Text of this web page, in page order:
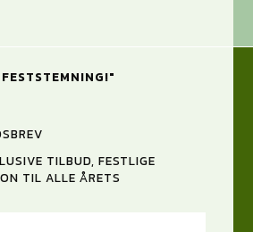
TILBUD, FESTLIGE
TIL ALLE ÅRETS